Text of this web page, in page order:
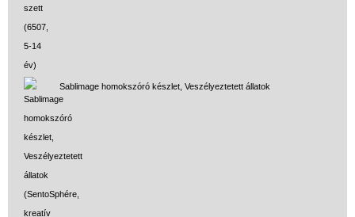
Sablimage homokszóró készlet, Veszélyeztetett állatok